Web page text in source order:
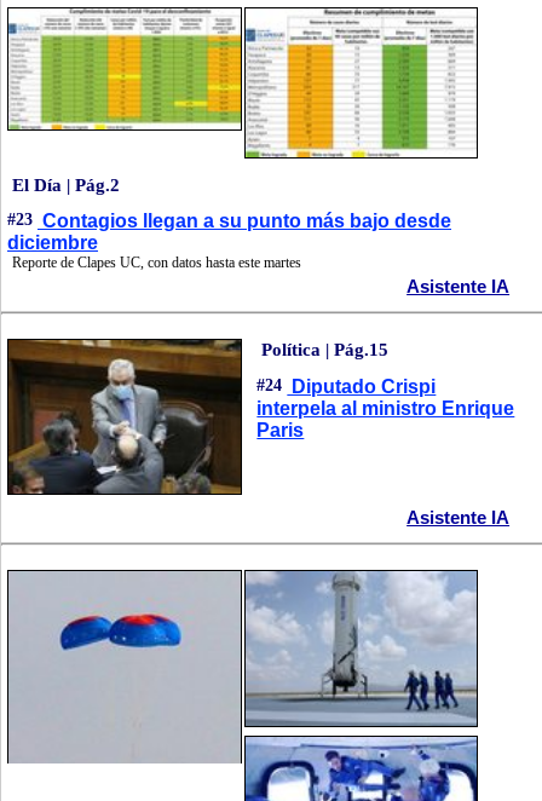
El Día | Pág.2
#23 Contagios llegan a su punto más bajo desde
diciembre
Reporte de Clapes UC, con datos hasta este martes
Asistente IA
Política | Pág.15
#24
Diputado Crispi
interpela al ministro Enrique
Paris
Asistente IA